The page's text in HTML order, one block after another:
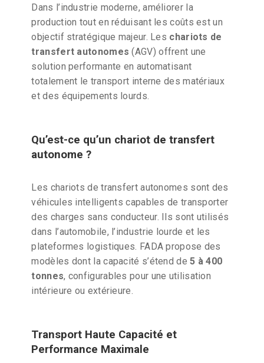
Dans l’industrie moderne, améliorer la
production tout en réduisant les coûts est un
objectif stratégique majeur. Les chariots de
transfert autonomes (AGV) offrent une
solution performante en automatisant
totalement le transport interne des matériaux
et des équipements lourds.
Qu’est-ce qu’un chariot de transfert
autonome ?
Les chariots de transfert autonomes sont des
véhicules intelligents capables de transporter
des charges sans conducteur. Ils sont utilisés
dans l’automobile, l’industrie lourde et les
plateformes logistiques. FADA propose des
modèles dont la capacité s’étend de5 à 400
tonnes, configurables pour une utilisation
intérieure ou extérieure.
Transport Haute Capacité et
Performance Maximale